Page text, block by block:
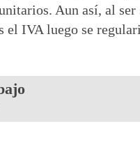
Aun así, al ser
el IVA luego se